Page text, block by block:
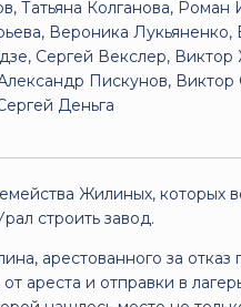
Татьяна Колганова,
Вероника
Сергей Векслер,
Пискунов,
Деньга
Жилиных, которых
строить завод.
арестованного за отказ
ареста и отправки в